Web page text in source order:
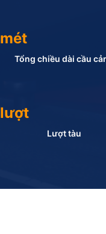
Tổng chiều dài cầu
mét
Lượt tàu
lượt